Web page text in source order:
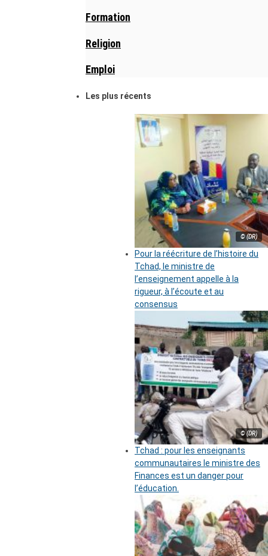
Formation
Religion
Emploi
Les plus récents
© (DR)
Pour la réécriture de l’histoire du
Tchad, le ministre de
l’enseignement appelle à la
rigueur, à l’écoute et au
consensus
© (DR)
Tchad : pour les enseignants
communautaires le ministre des
Finances est un danger pour
l’éducation.